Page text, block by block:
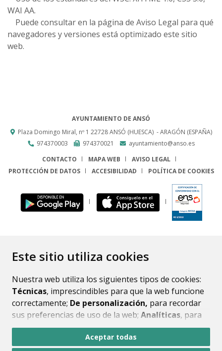
Este sitio utiliza cookies
Nuestra web utiliza los siguientes tipos de cookies:
Técnicas, imprescindibles para que la web funcione
correctamente; De personalización, para recordar
sus preferencias de uso de la web; Analíticas, para
mejorar el funcionamiento de la web y sus servicios.
Si acepta pulsando el botón“Aceptar todas”
Aceptar todas
WAI AA.
Puede consultar en la página de Aviso Legal para qué
navegadores y versiones está optimizado este sitio
web.
AYUNTAMIENTO DE ANSÓ
Plaza Domingo Miral, nº 1 22728 ANSÓ (HUESCA) - ARAGÓN (ESPAÑA)
974370003
974370021
ayuntamiento@anso.es
CONTACTO
MAPA WEB
AVISO LEGAL
PROTECCIÓN DE DATOS
ACCESIBILIDAD POLÍTICA DE COOKIES